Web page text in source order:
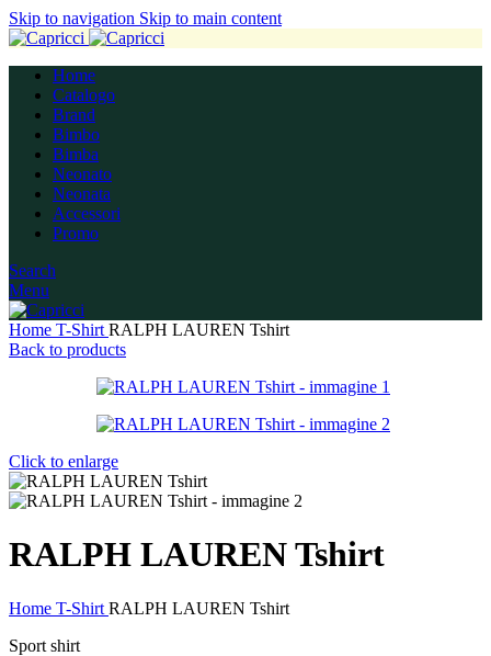
Skip to navigation Skip to main content
Home
Catalogo
Brand
Bimbo
Bimba
Neonato
Neonata
Accessori
Promo
Search
Menu
Home T-Shirt RALPH LAUREN Tshirt
Back to products
Click to enlarge
RALPH LAUREN Tshirt
Home T-Shirt RALPH LAUREN Tshirt
Sport shirt